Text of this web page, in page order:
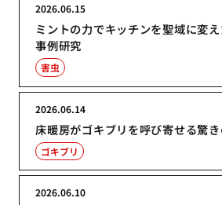
ミントの力でキッチンを聖域に変
事例研究
2026.06.15
害虫
床暖房がゴキブリを呼び寄せる驚
2026.06.14
ゴキブリ
2026.06.10